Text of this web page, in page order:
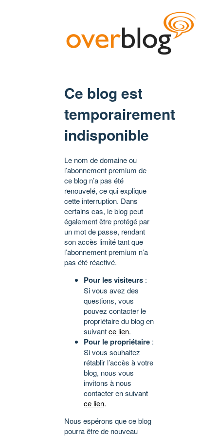
Ce blog est
temporairement
indisponible
Le nom de domaine ou
l’abonnement premium de
ce blog n’a pas été
renouvelé, ce qui explique
cette interruption. Dans
certains cas, le blog peut
également être protégé par
un mot de passe, rendant
son accès limité tant que
l’abonnement premium n’a
pas été réactivé.
Pour les visiteurs :
Si vous avez des
questions, vous
pouvez contacter le
propriétaire du blog en
suivantce lien.
Pour le propriétaire :
Si vous souhaitez
rétablir l’accès à votre
blog, nous vous
invitons à nous
contacter en suivant
ce lien.
Nous espérons que ce blog
pourra être de nouveau